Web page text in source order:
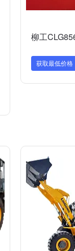
柳工
获取最低价格